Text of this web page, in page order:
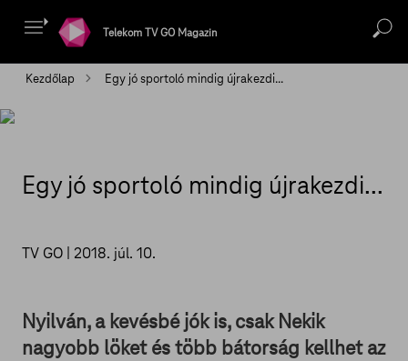
Telekom TV GO Magazin
Kezdőlap Egy jó sportoló mindig újrakezdi... ​
Egy jó sportoló mindig újrakezdi...
TV GO | 2018. júl. 10.
Nyilván, a kevésbé jók is, csak Nekik
nagyobb löket és több bátorság kellhet az